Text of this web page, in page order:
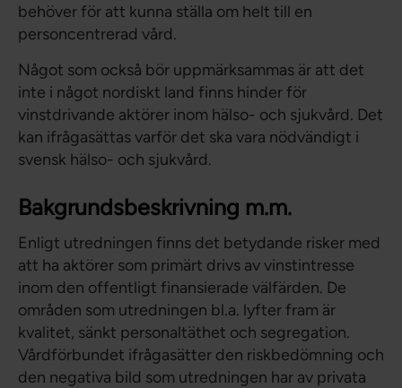
behöver för att kunna ställa om helt till en
personcentrerad vård.
Något som också bör uppmärksammas är att det
inte i något nordiskt land finns hinder för
vinstdrivande aktörer inom hälso- och sjukvård. Det
kan ifrågasättas varför det ska vara nödvändigt i
svensk hälso- och sjukvård.
Bakgrundsbeskrivning m.m.
Enligt utredningen finns det betydande risker med
att ha aktörer som primärt drivs av vinstintresse
inom den offentligt finansierade välfärden. De
områden som utredningen bl.a. lyfter fram är
kvalitet, sänkt personaltäthet och segregation.
Vårdförbundet ifrågasätter den riskbedömning och
den negativa bild som utredningen har av privata